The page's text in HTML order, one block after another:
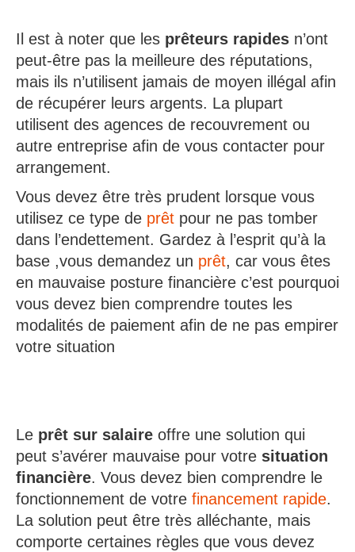
Il est à noter que les prêteurs rapides n’ont
peut-être pas la meilleure des réputations,
mais ils n’utilisent jamais de moyen illégal afin
de récupérer leurs argents. La plupart
utilisent des agences de recouvrement ou
autre entreprise afin de vous contacter pour
arrangement.
Vous devez être très prudent lorsque vous
utilisez ce type de prêt pour ne pas tomber
dans l’endettement. Gardez à l’esprit qu’à la
base ,vous demandez un prêt, car vous êtes
en mauvaise posture financière c’est pourquoi
vous devez bien comprendre toutes les
modalités de paiement afin de ne pas empirer
votre situation
Le prêt sur salaire offre une solution qui
peut s’avérer mauvaise pour votre situation
financière. Vous devez bien comprendre le
fonctionnement de votre financement rapide.
La solution peut être très alléchante, mais
comporte certaines règles que vous devez